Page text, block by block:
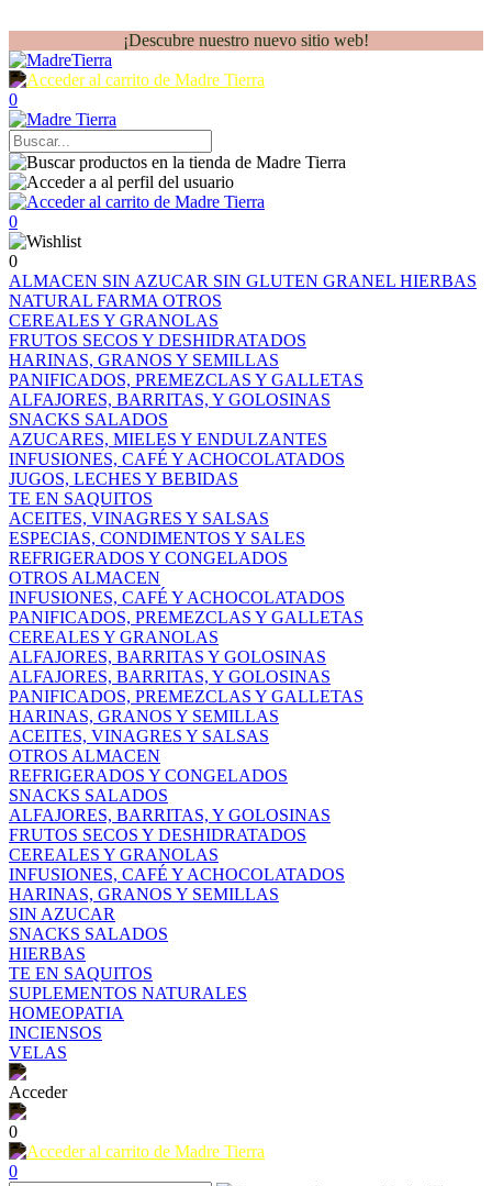
¡Descubre nuestro nuevo sitio web!
0
0
0
ALMACEN SIN AZUCAR SIN GLUTEN GRANEL HIERBAS
NATURAL FARMA OTROS
CEREALES Y GRANOLAS
FRUTOS SECOS Y DESHIDRATADOS
HARINAS, GRANOS Y SEMILLAS
PANIFICADOS, PREMEZCLAS Y GALLETAS
ALFAJORES, BARRITAS, Y GOLOSINAS
SNACKS SALADOS
AZUCARES, MIELES Y ENDULZANTES
INFUSIONES, CAFÉ Y ACHOCOLATADOS
JUGOS, LECHES Y BEBIDAS
TE EN SAQUITOS
ACEITES, VINAGRES Y SALSAS
ESPECIAS, CONDIMENTOS Y SALES
REFRIGERADOS Y CONGELADOS
OTROS ALMACEN
INFUSIONES, CAFÉ Y ACHOCOLATADOS
PANIFICADOS, PREMEZCLAS Y GALLETAS
CEREALES Y GRANOLAS
ALFAJORES, BARRITAS Y GOLOSINAS
ALFAJORES, BARRITAS, Y GOLOSINAS
PANIFICADOS, PREMEZCLAS Y GALLETAS
HARINAS, GRANOS Y SEMILLAS
ACEITES, VINAGRES Y SALSAS
OTROS ALMACEN
REFRIGERADOS Y CONGELADOS
SNACKS SALADOS
ALFAJORES, BARRITAS, Y GOLOSINAS
FRUTOS SECOS Y DESHIDRATADOS
CEREALES Y GRANOLAS
INFUSIONES, CAFÉ Y ACHOCOLATADOS
HARINAS, GRANOS Y SEMILLAS
SIN AZUCAR
SNACKS SALADOS
HIERBAS
TE EN SAQUITOS
SUPLEMENTOS NATURALES
HOMEOPATIA
INCIENSOS
VELAS
Acceder
0
0